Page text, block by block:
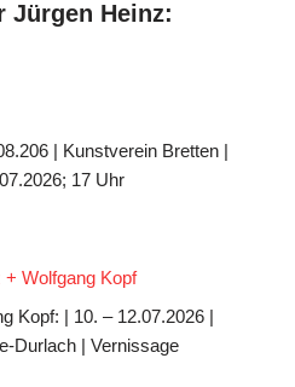
Jürgen Heinz:
| Kunstverein Bretten |
17 Uhr
Wolfgang Kopf
Kopf: | 10. – 12.07.2026 |
Durlach | Vernissage